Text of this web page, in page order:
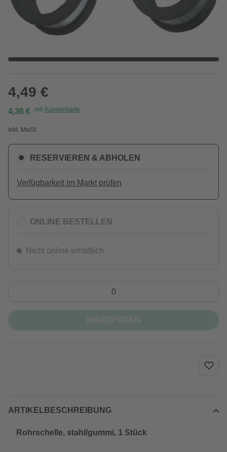
4,49 €
4,36 € mit Kundenkarte
Inkl. MwSt.
RESERVIEREN & ABHOLEN
Verfügbarkeit im Markt prüfen
ONLINE BESTELLEN
Nicht online erhältlich
ARTIKELBESCHREIBUNG
Rohrschelle, stahl/gummi, 1 Stück